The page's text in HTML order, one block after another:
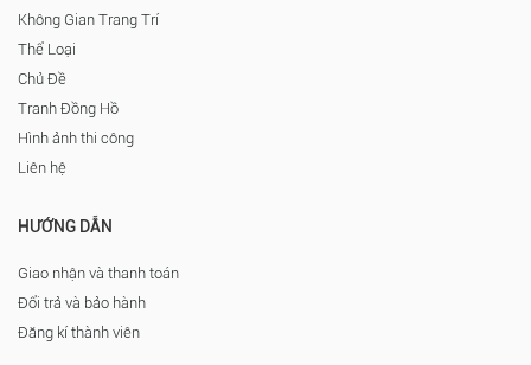
Không Gian Trang Trí
Thể Loại
Chủ Đề
Tranh Đồng Hồ
Hình ảnh thi công
Liên hệ
HƯỚNG DẪN
Giao nhận và thanh toán
Đổi trả và bảo hành
Đăng kí thành viên